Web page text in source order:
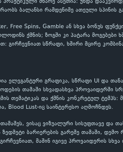
პრაქტიკული მხარე ასეთია: უნდა
ბალანსი რამდენიმე ათეული სპინის
Free Spins, Gamble ან სხვა ბონუს
ქმნის; ზოგში კი პატარა მოგებები
გირჩევნიათ სწრაფი, ხშირი მცირე
ელეგანტური გრაფიკა, სწრაფი UI და
თამაში სხვადასხვა პროვაიდერში
თემატიკას და ქმნის კონკრეტულ
Blood Lust-იც საინტერესო აღმოჩნდეს.
ვისაც ვიზუალური სისუფთავე
ბარიერების გარეშე თამაში,
მაშინ იგივე პროვაიდერის სხვა